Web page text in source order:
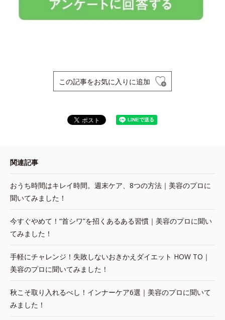
この記事をお気に入りに追加
関連記事
おうち時間はキレイ時間。週末ケア、8つの方法｜美容のプロに
聞いてみました！
今すぐやめて！“首シワ”を招くあるある習慣｜美容のプロに聞い
てみました！
手軽にチャレンジ！失敗しないおきかえダイエット HOW TO｜
美容のプロに聞いてみました！
秋こそ取り入れるべし！インナーケア6選｜美容のプロに聞いて
みました！